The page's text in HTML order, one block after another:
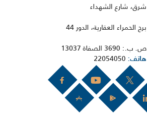
شرق، شارع الشهداء
برج الحمراء العقارية، الدور 44
ص. ب.: 3690 الصفاة 13037
هاتف